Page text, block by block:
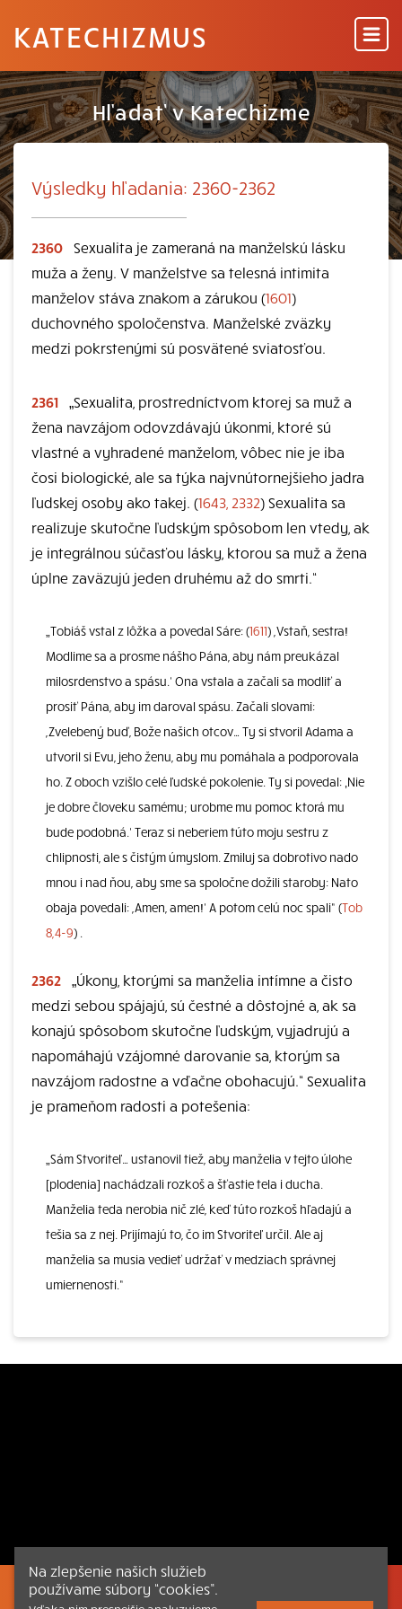
KATECHIZMUS
Hľadať v Katechizme
Výsledky hľadania: 2360-2362
2360 Sexualita je zameraná na manželskú lásku
muža a ženy. V manželstve sa telesná intimita
manželov stáva znakom a zárukou (1601)
duchovného spoločenstva. Manželské zväzky
medzi pokrstenými sú posvätené sviatosťou.
2361 „Sexualita, prostredníctvom ktorej sa muž a
žena navzájom odovzdávajú úkonmi, ktoré sú
vlastné a vyhradené manželom, vôbec nie je iba
čosi biologické, ale sa týka najvnútornejšieho jadra
ľudskej osoby ako takej. (1643, 2332) Sexualita sa
realizuje skutočne ľudským spôsobom len vtedy, ak
je integrálnou súčasťou lásky, ktorou sa muž a žena
úplne zaväzujú jeden druhému až do smrti.“
„Tobiáš vstal z lôžka a povedal Sáre: (1611) ,Vstaň, sestra!
Modlime sa a prosme nášho Pána, aby nám preukázal
milosrdenstvo a spásu.‘ Ona vstala a začali sa modliť a
prosiť Pána, aby im daroval spásu. Začali slovami:
,Zvelebený buď, Bože našich otcov… Ty si stvoril Adama a
utvoril si Evu, jeho ženu, aby mu pomáhala a podporovala
ho. Z oboch vzišlo celé ľudské pokolenie. Ty si povedal: ‚Nie
je dobre človeku samému; urobme mu pomoc ktorá mu
bude podobná.‘ Teraz si neberiem túto moju sestru z
chlipnosti, ale s čistým úmyslom. Zmiluj sa dobrotivo nado
mnou i nad ňou, aby sme sa spoločne dožili staroby: Nato
obaja povedali: ,Amen, amen!‘ A potom celú noc spali“ (Tob
8,4-9) .
2362 „Úkony, ktorými sa manželia intímne a čisto
medzi sebou spájajú, sú čestné a dôstojné a, ak sa
konajú spôsobom skutočne ľudským, vyjadrujú a
napomáhajú vzájomné darovanie sa, ktorým sa
navzájom radostne a vďačne obohacujú.“ Sexualita
je prameňom radosti a potešenia:
„Sám Stvoriteľ… ustanovil tiež, aby manželia v tejto úlohe
[plodenia] nachádzali rozkoš a šťastie tela i ducha.
Manželia teda nerobia nič zlé, keď túto rozkoš hľadajú a
tešia sa z nej. Prijímajú to, čo im Stvoriteľ určil. Ale aj
manželia sa musia vedieť udržať v medziach správnej
umiernenosti.“
Listovať Obsah Dokumenty a články
Na zlepšenie našich služieb
používame súbory “cookies”.